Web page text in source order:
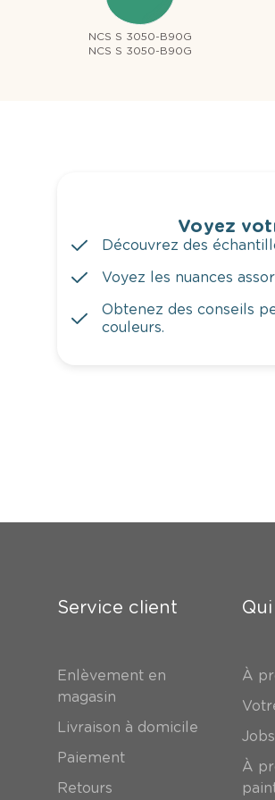
NCS S 3050-B90G
NCS S 3050-B90G
Voyez
Découvrez des
Voyez les nuances
Obtenez des conseils
couleurs.
Service client
Enlèvement en
magasin
Livraison à domicile
Paiement
Retours
À
À